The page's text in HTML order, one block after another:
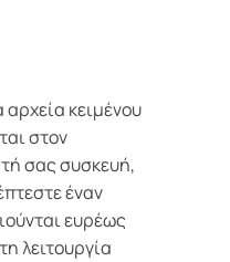
αρχεία κειμένου
στον
σας συσκευή,
έναν
ευρέως
λειτουργία